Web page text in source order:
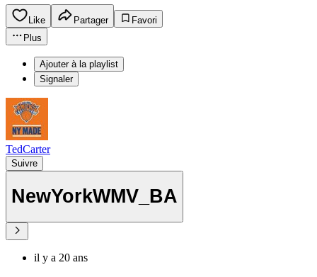
Like Partager
Favori
Plus
Ajouter à la playlist
Signaler
TedCarter
Suivre
NewYorkWMV_BA
il y a 20 ans